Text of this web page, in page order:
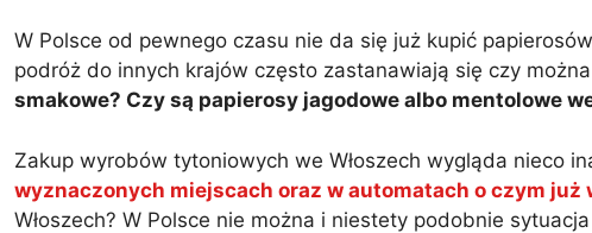
W Polsce od pewnego czasu nie da się już kupić
podróż do innych krajów często zastanawiają się czy
smakowe? Czy są papierosy jagodowe albo mentolowe
Zakup wyrobów tytoniowych we Włoszech wygląda nieco
wyznaczonych miejscach oraz w automatach o czym
Włoszech? W Polsce nie można i niestety podobnie